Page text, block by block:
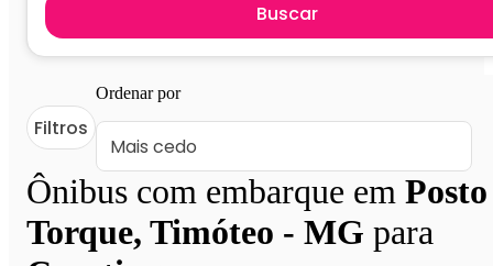
Buscar
Ônibus com embarque em Posto
Torque, Timóteo - MG para
Filtros
Ordenar por